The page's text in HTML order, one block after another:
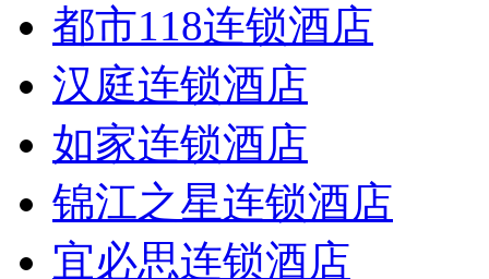
都市118连锁酒店
汉庭连锁酒店
如家连锁酒店
锦江之星连锁酒店
宜必思连锁酒店